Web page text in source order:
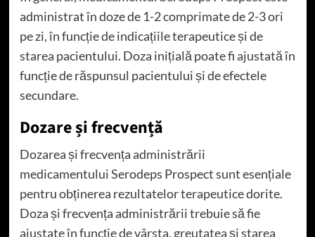
administrat în doze de 1-2 comprimate de 2-3 ori
pe zi, în funcție de indicațiile terapeutice și de
starea pacientului. Doza inițială poate fi ajustată în
funcție de răspunsul pacientului și de efectele
secundare.
Dozare și frecvență
Dozarea și frecvența administrării
medicamentului Serodeps Prospect sunt esențiale
pentru obținerea rezultatelor terapeutice dorite.
Doza și frecvența administrării trebuie să fie
ajustate în funcție de vârsta, greutatea și starea